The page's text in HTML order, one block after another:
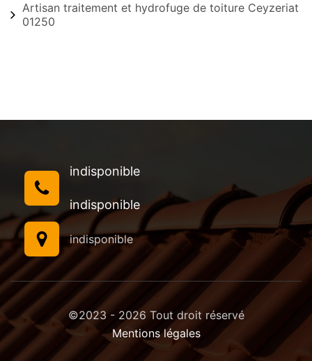
Artisan traitement et hydrofuge de toiture Ceyzeriat
01250
indisponible
indisponible
indisponible
©2023 - 2026 Tout droit réservé
Mentions légales